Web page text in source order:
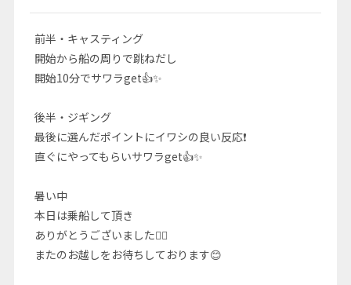
前半・キャスティング
開始から船の周りで跳ねだし
開始10分でサワラget👍✨
後半・ジギング
最後に選んだポイントにイワシの良い反応❗
直ぐにやってもらいサワラget👍✨
暑い中
本日は乗船して頂き
ありがとうございました🙇‍♂️
またのお越しをお待ちしております😊